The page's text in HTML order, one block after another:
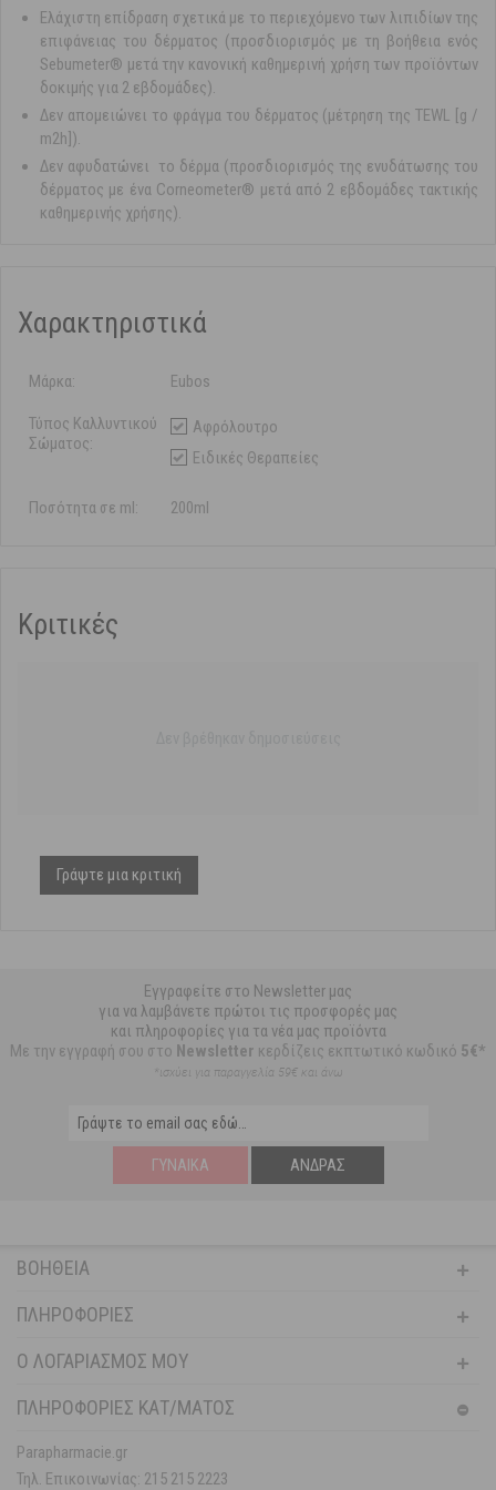
Ελάχιστη επίδραση σχετικά με το περιεχόμενο των λιπιδίων της
επιφάνειας του δέρματος (προσδιορισμός με τη βοήθεια ενός
Sebumeter® μετά την κανονική καθημερινή χρήση των προϊόντων
δοκιμής για 2 εβδομάδες).
Δεν απομειώνει το φράγμα του δέρματος (μέτρηση της TEWL [g /
m2h]).
Δεν αφυδατώνει το δέρμα (προσδιορισμός της ενυδάτωσης του
δέρματος με ένα Corneometer® μετά από 2 εβδομάδες τακτικής
καθημερινής χρήσης).
Χαρακτηριστικά
Μάρκα: Eubos
Τύπος Καλλυντικού
Σώματος:
Αφρόλουτρο
Ειδικές Θεραπείες
Ποσότητα σε ml: 200ml
Κριτικές
Γράψτε μια κριτική
Εγγραφείτε στο Newsletter μας
για να λαμβάνετε πρώτοι τις προσφορές μας
και πληροφορίες για τα νέα μας προϊόντα
Με την εγγραφή σου στο Newsletter κερδίζεις εκπτωτικό κωδικό 5€*
*ισχύει για παραγγελία 59€ και άνω
ΓΥΝΑΊΚΑ ΆΝΔΡΑΣ
ΒΟΉΘΕΙΑ
ΠΛΗΡΟΦΟΡΊΕΣ
Ο ΛΟΓΑΡΙΑΣΜΌΣ ΜΟΥ
ΠΛΗΡΟΦΟΡΙΕΣ ΚΑΤ/ΜΑΤΟΣ
Parapharmacie.gr
Τηλ. Επικοινωνίας: 215 215 2223